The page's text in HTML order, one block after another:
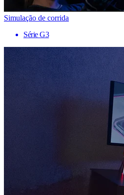
Simulação de corrida
Série G3